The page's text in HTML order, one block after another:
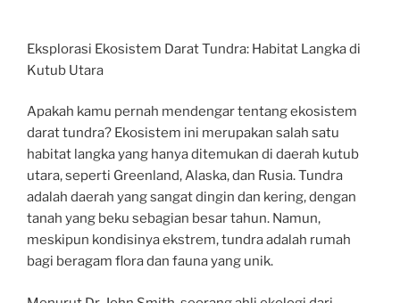
Eksplorasi Ekosistem Darat Tundra: Habitat Langka di
Kutub Utara
Apakah kamu pernah mendengar tentang ekosistem
darat tundra? Ekosistem ini merupakan salah satu
habitat langka yang hanya ditemukan di daerah kutub
utara, seperti Greenland, Alaska, dan Rusia. Tundra
adalah daerah yang sangat dingin dan kering, dengan
tanah yang beku sebagian besar tahun. Namun,
meskipun kondisinya ekstrem, tundra adalah rumah
bagi beragam flora dan fauna yang unik.